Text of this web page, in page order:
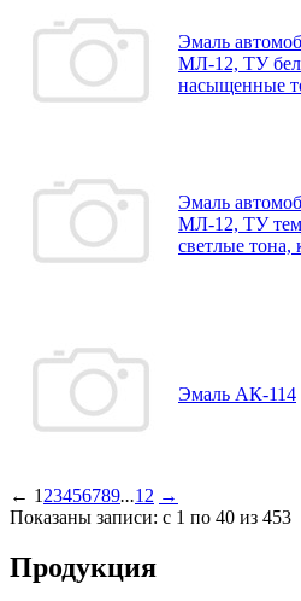
Эмаль
МЛ-12, ТУ
насыщенные
Эмаль
МЛ-12, ТУ
светлые тона,
Эмаль АК-114
← 1 23456789...12 →
Показаны записи: с 1 по 40 из 453
Продукция